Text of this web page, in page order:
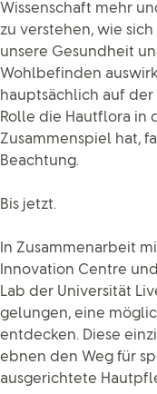
Wissenschaft mehr
zu verstehen, wie
unsere Gesundheit
Wohlbefinden
hauptsächlich auf
Rolle die Hautflora in
Zusammenspiel hat,
Beachtung.
Bis jetzt.
In Zusammenarbeit
Innovation Centre
Lab der Universität
gelungen, eine
entdecken. Diese
ebnen den Weg für
ausgerichtete